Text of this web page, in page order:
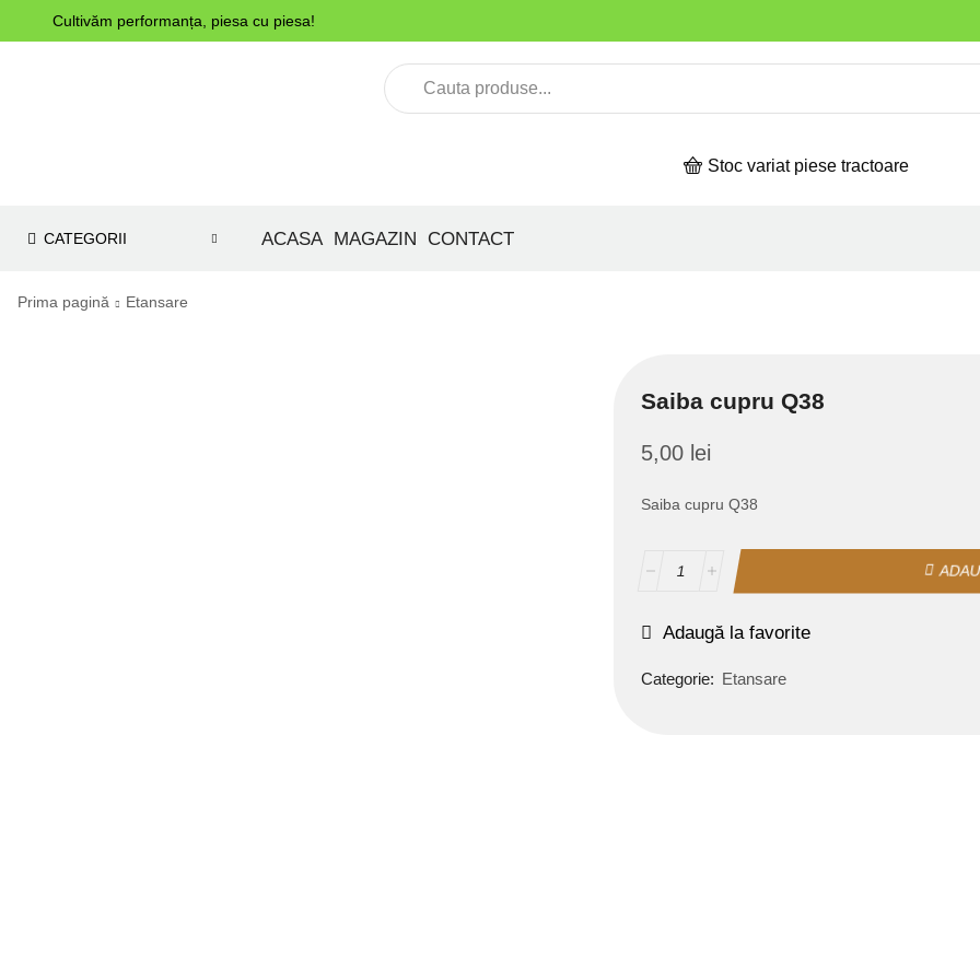
Cultivăm performanța, piesa cu piesa!
Stoc variat piese tractoare
CATEGORII ACASA MAGAZIN CONTACT
Prima pagină Etansare
Saiba cupru Q38
5,00 lei
Saiba cupru Q38
Adaugă la favorite
Categorie: Etansare